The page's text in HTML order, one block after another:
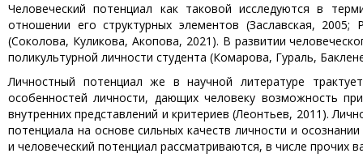
Человеческий потенциал как таковой исследуются в
отношении его структурных элементов (Заславская,
(Соколова, Куликова, Акопова, 2021). В развитии
поликультурной личности студента (Комарова, Гураль,
Личностный потенциал же в научной литературе
особенностей личности, дающих человеку возможность
внутренних представлений и критериев (Леонтьев, 2011).
потенциала на основе сильных качеств личности и
и человеческий потенциал рассматриваются, в числе прочих